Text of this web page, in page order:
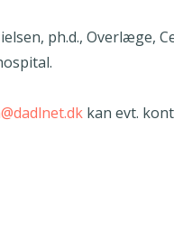
ph.d., Overlæge,
kan evt.